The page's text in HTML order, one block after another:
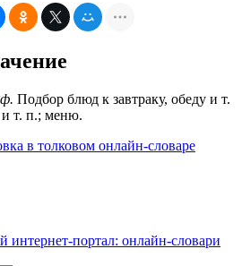
Подбор блюд к завтраку, обеду и т.
и т. п.; меню.
в толковом онлайн-словаре
интернет-портал: онлайн-словари